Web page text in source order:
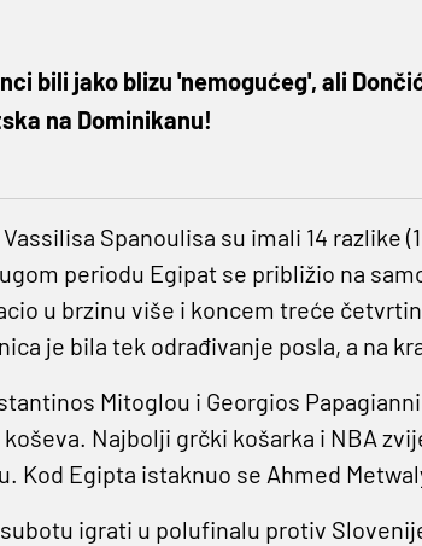
bili jako blizu 'nemogućeg', ali
na Dominikanu!
Spanoulisa su imali 14 razlike
periodu Egipat se približio na
u brzinu više i koncem treće
je bila tek odrađivanje posla, a na
Mitoglou i Georgios
Najbolji grčki košarka i NBA
Kod Egipta istaknuo se Ahmed
igrati u polufinalu protiv